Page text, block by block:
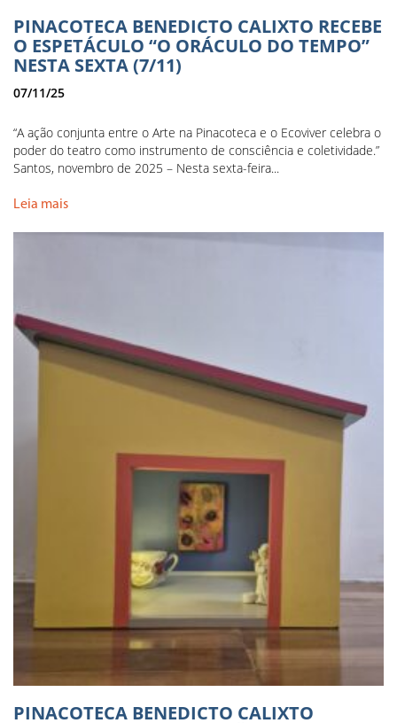
PINACOTECA BENEDICTO CALIXTO RECEBE
O ESPETÁCULO “O ORÁCULO DO TEMPO”
NESTA SEXTA (7/11)
07/11/25
“A ação conjunta entre o Arte na Pinacoteca e o Ecoviver celebra o
poder do teatro como instrumento de consciência e coletividade.”
Santos, novembro de 2025 – Nesta sexta-feira...
Leia mais
PINACOTECA BENEDICTO CALIXTO